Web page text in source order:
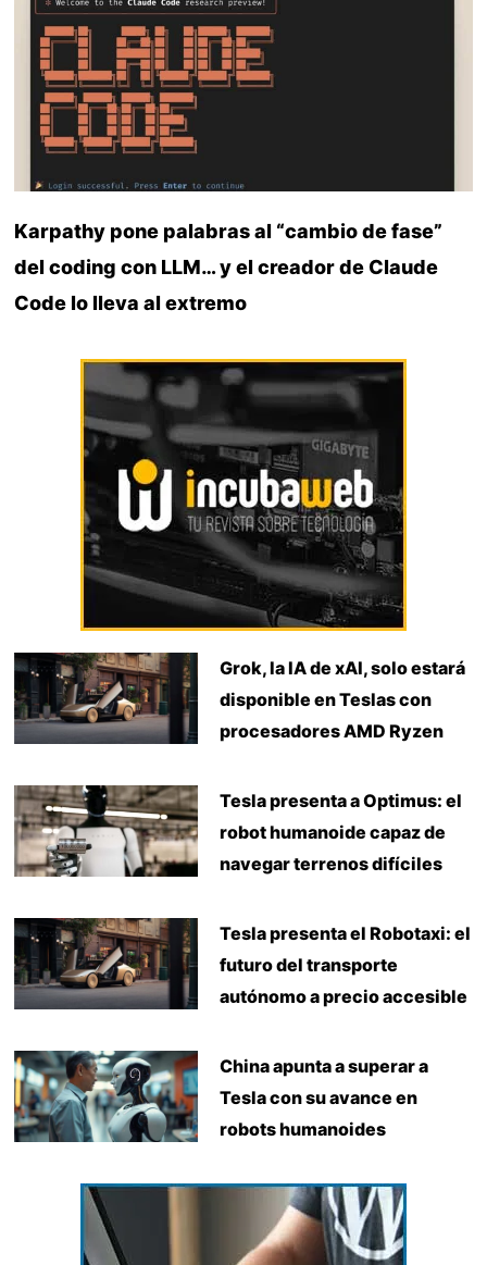
Karpathy pone palabras al “cambio de fase”
del coding con LLM… y el creador de Claude
Code lo lleva al extremo
Grok, la IA de xAI, solo estará
disponible en Teslas con
procesadores AMD Ryzen
Tesla presenta a Optimus: el
robot humanoide capaz de
navegar terrenos difíciles
Tesla presenta el Robotaxi: el
futuro del transporte
autónomo a precio accesible
China apunta a superar a
Tesla con su avance en
robots humanoides